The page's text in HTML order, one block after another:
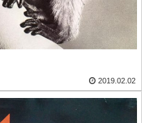
2019.02.02